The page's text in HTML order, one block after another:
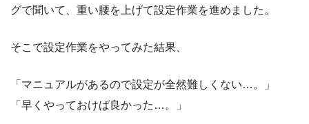
グで聞いて、重い腰を上げて設定作業を進めました。
そこで設定作業をやってみた結果、
「マニュアルがあるので設定が全然難しくない…。」
「早くやっておけば良かった…。」